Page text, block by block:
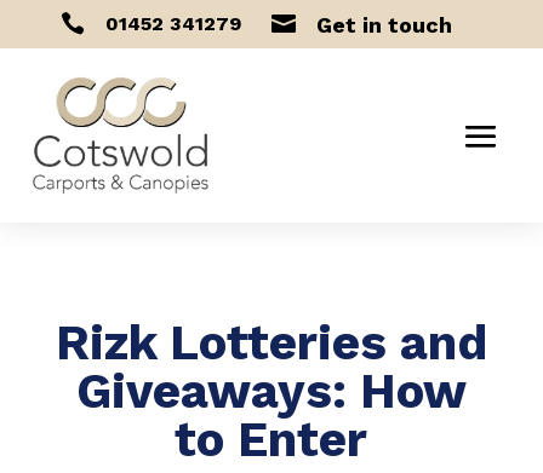
 01452 341279  Get in touch
Rizk Lotteries and
Giveaways: How
to Enter